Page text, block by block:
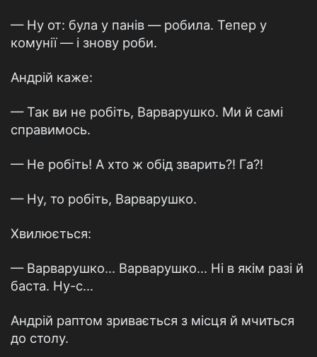
— Ну от: була у панів — робила. Тепер у
комунії — і знову роби.
Андрій каже:
— Так ви не робіть, Варварушко. Ми й самі
справимось.
— Не робіть! А хто ж обід зварить?! Га?!
— Ну, то робіть, Варварушко.
Хвилюється:
— Варварушко... Варварушко... Ні в якім разі й
баста. Ну-с...
Андрій раптом зривається з місця й мчиться
до столу.